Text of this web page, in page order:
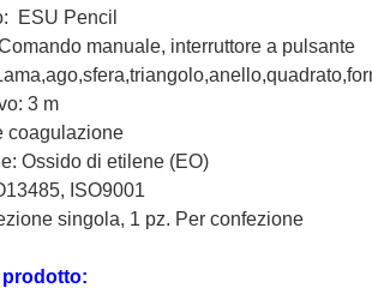
ESU Pencil
manuale, interruttore a pulsante
3 m
coagulazione
Ossido di etilene (EO)
ISO9001
singola, 1 pz. Per confezione